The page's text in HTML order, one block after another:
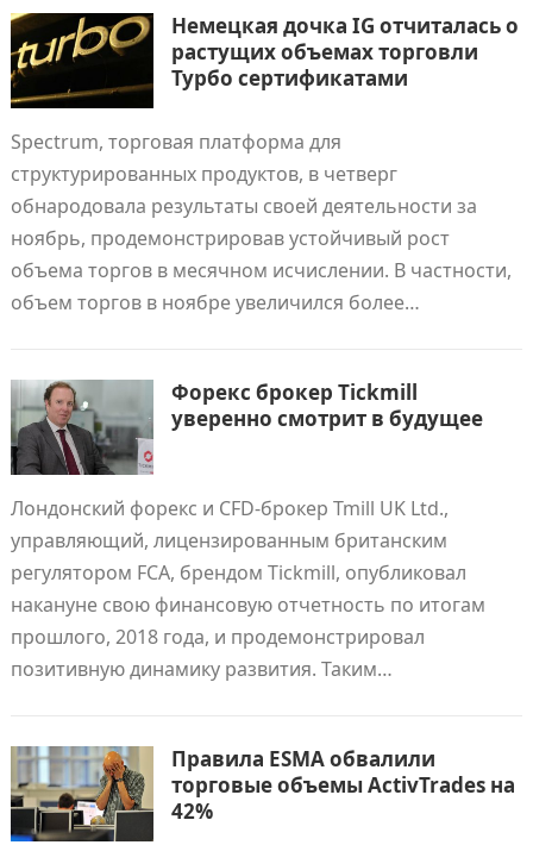
Немецкая дочка IG отчиталась о
растущих объемах торговли
Турбо сертификатами
Spectrum, торговая платформа для
структурированных продуктов, в четверг
обнародовала результаты своей деятельности за
ноябрь, продемонстрировав устойчивый рост
объема торгов в месячном исчислении. В частности,
объем торгов в ноябре увеличился более…
Форекс брокер Tickmill
уверенно смотрит в будущее
Лондонский форекс и CFD-брокер Tmill UK Ltd.,
управляющий, лицензированным британским
регулятором FCA, брендом Tickmill, опубликовал
накануне свою финансовую отчетность по итогам
прошлого, 2018 года, и продемонстрировал
позитивную динамику развития. Таким…
Правила ESMA обвалили
торговые объемы ActivTrades на
42%